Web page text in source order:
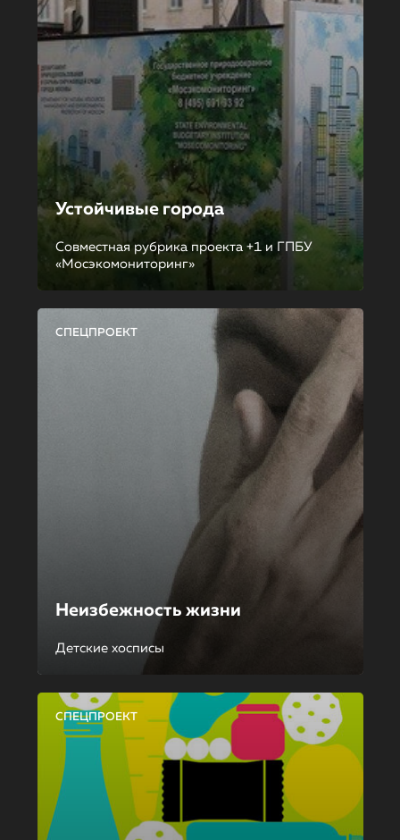
Устойчивые города
Совместная рубрика проекта +1 и ГПБУ
«Мосэкомониторинг»
СПЕЦПРОЕКТ
Неизбежность жизни
Детские хосписы
СПЕЦПРОЕКТ